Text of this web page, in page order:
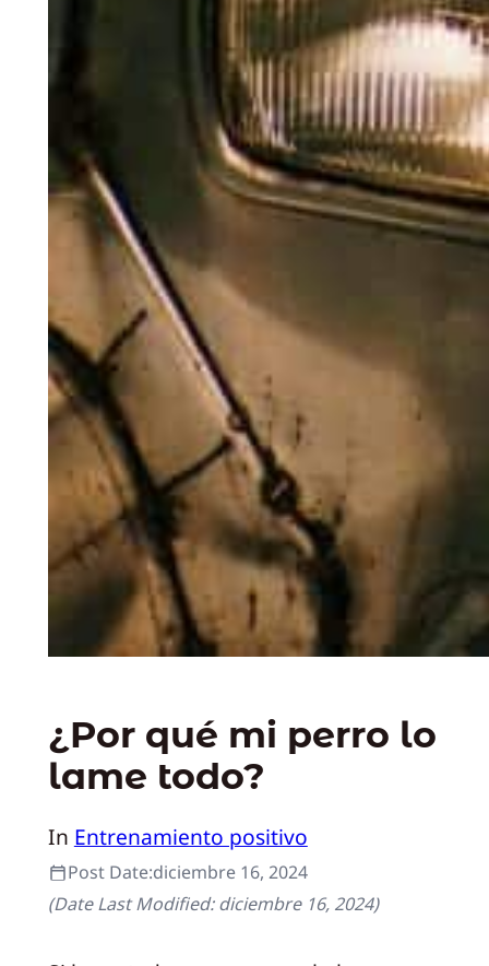
¿Por qué mi perro lo
lame todo?
In Entrenamiento positivo
Post Date:diciembre 16, 2024
(Date Last Modified:diciembre 16, 2024)